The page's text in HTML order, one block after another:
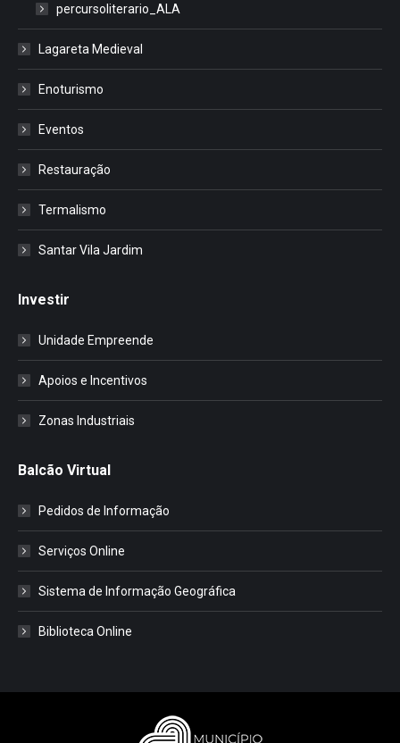
percursoliterario_ALA
Lagareta Medieval
Enoturismo
Eventos
Restauração
Termalismo
Santar Vila Jardim
Investir
Unidade Empreende
Apoios e Incentivos
Zonas Industriais
Balcão Virtual
Pedidos de Informação
Serviços Online
Sistema de Informação Geográfica
Biblioteca Online